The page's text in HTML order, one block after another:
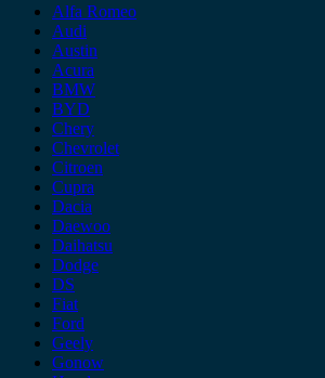
Alfa Romeo
Audi
Austin
Acura
BMW
BYD
Chery
Chevrolet
Citroen
Cupra
Dacia
Daewoo
Daihatsu
Dodge
DS
Fiat
Ford
Geely
Gonow